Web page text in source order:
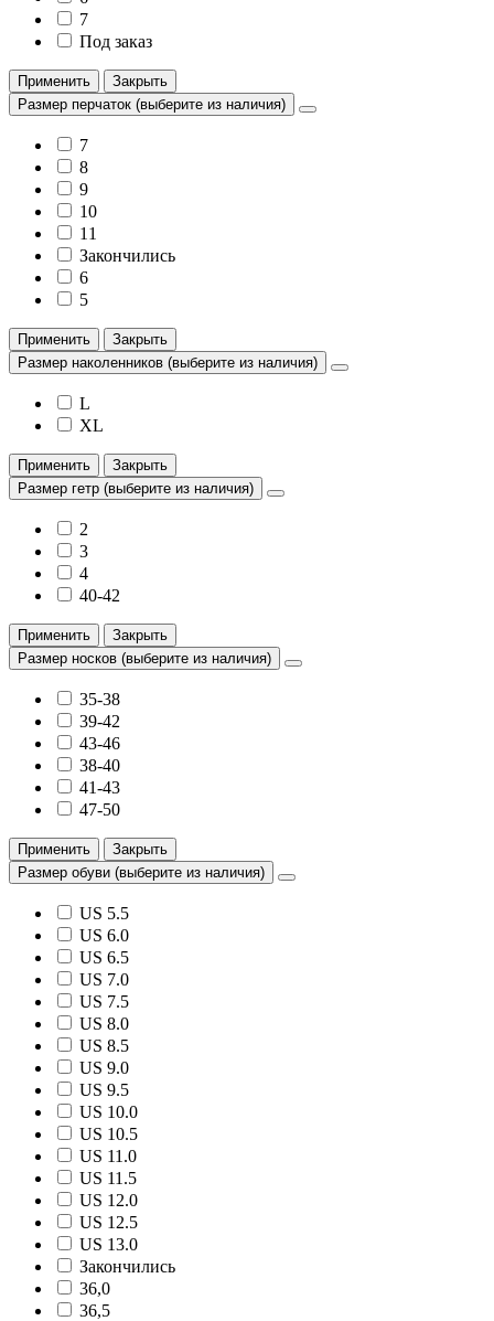
7
Под заказ
Применить
Закрыть
Размер перчаток (выберите из наличия)
7
8
9
10
11
Закончились
6
5
Применить
Закрыть
Размер наколенников (выберите из наличия)
L
XL
Применить
Закрыть
Размер гетр (выберите из наличия)
2
3
4
40-42
Применить
Закрыть
Размер носков (выберите из наличия)
35-38
39-42
43-46
38-40
41-43
47-50
Применить
Закрыть
Размер обуви (выберите из наличия)
US 5.5
US 6.0
US 6.5
US 7.0
US 7.5
US 8.0
US 8.5
US 9.0
US 9.5
US 10.0
US 10.5
US 11.0
US 11.5
US 12.0
US 12.5
US 13.0
Закончились
36,0
36,5